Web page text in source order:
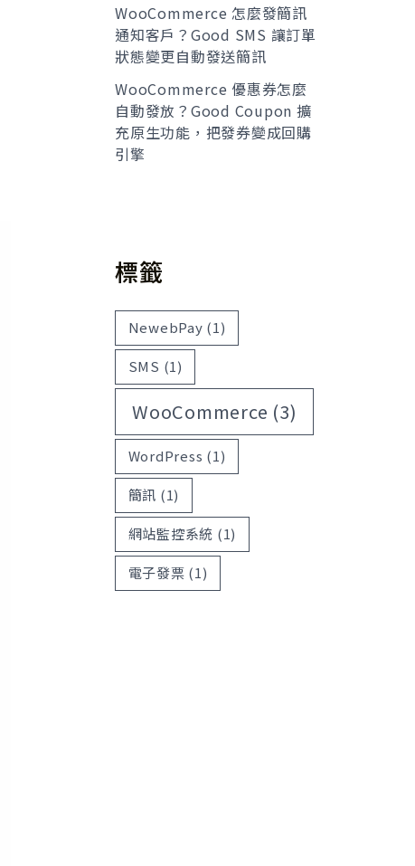
WooCommerce 怎麼發簡訊
通知客戶？Good SMS 讓訂單
狀態變更自動發送簡訊
WooCommerce 優惠券怎麼
自動發放？Good Coupon 擴
充原生功能，把發券變成回購
引擎
標籤
NewebPay (1)
SMS (1)
WooCommerce (3)
WordPress (1)
簡訊 (1)
網站監控系統 (1)
電子發票 (1)